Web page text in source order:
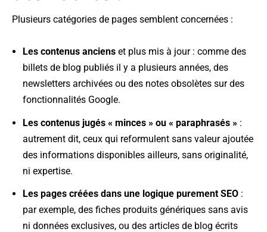
Plusieurs catégories de pages semblent concernées :
Les contenus anciens et plus mis à jour : comme des
billets de blog publiés il y a plusieurs années, des
newsletters archivées ou des notes obsolètes sur des
fonctionnalités Google.
Les contenus jugés« minces » ou« paraphrasés » :
autrement dit, ceux qui reformulent sans valeur ajoutée
des informations disponibles ailleurs, sans originalité,
ni expertise.
Les pages créées dans une logique purement SEO :
par exemple, des fiches produits génériques sans avis
ni données exclusives, ou des articles de blog écrits